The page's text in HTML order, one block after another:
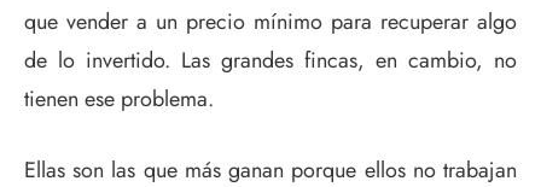
que vender a un precio mínimo para recuperar algo
de lo invertido. Las grandes fincas, en cambio, no
tienen ese problema.
Ellas son las que más ganan porque ellos no trabajan